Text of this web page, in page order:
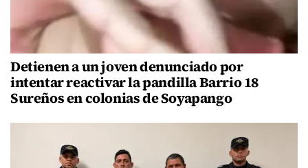
Detienen a un joven denunciado por
intentar reactivar la pandilla Barrio 18
Sureños en colonias de Soyapango